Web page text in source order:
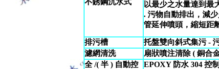
不銹鋼沉水式
以最少之水量達到最
. 污物自動排出，減
管延伸噴頭，縮短距
排污槽
托盤雙向斜式集污 -
濾網清洗
扇狀噴注清除 ( 銅合
全 /( 半 ) 自動控
EPOXY 防水 304 控